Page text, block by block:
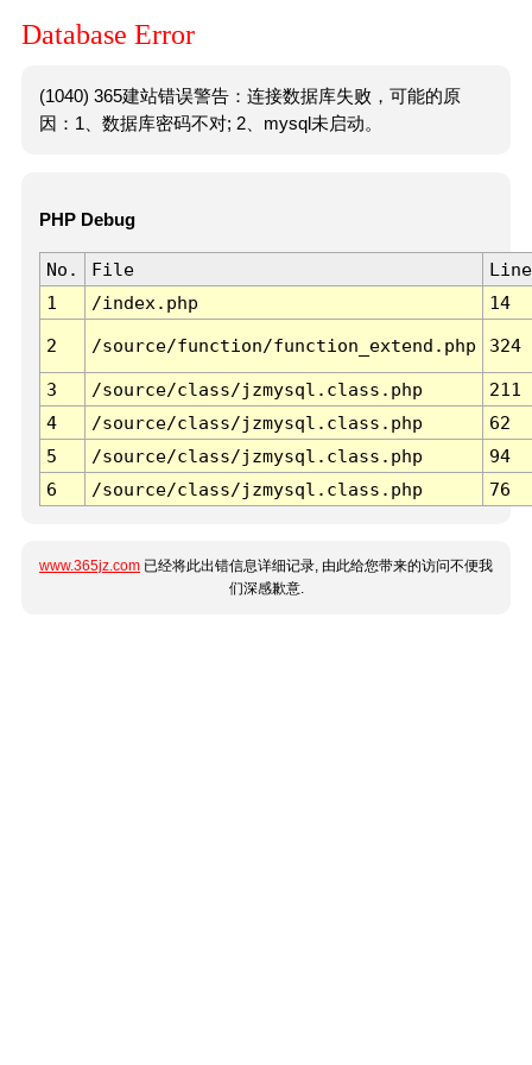
Database Error
(1040) 365建站错误警告：连接数据库失败，可能的原
因：1、数据库密码不对; 2、mysql未启动。
PHP Debug
No. File
Line
1
/index.php 14
2 /source/function/function_extend.php 324
3 /source/class/jzmysql.class.php
211
4
/source/class/jzmysql.class.php
62
5
/source/class/jzmysql.class.php
94
6
/source/class/jzmysql.class.php 76
www.365jz.com 已经将此出错信息详细记录, 由此给您带来的访问不便我
们深感歉意.